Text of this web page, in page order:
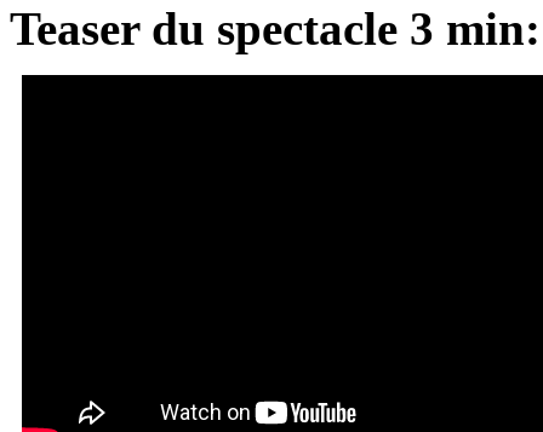
Teaser du spectacle 3 min: